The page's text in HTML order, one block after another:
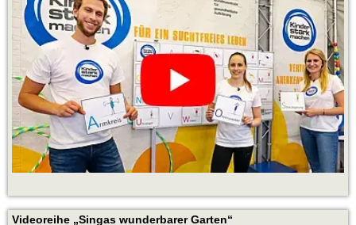
Videoreihe „Singas wunderbarer Garten“